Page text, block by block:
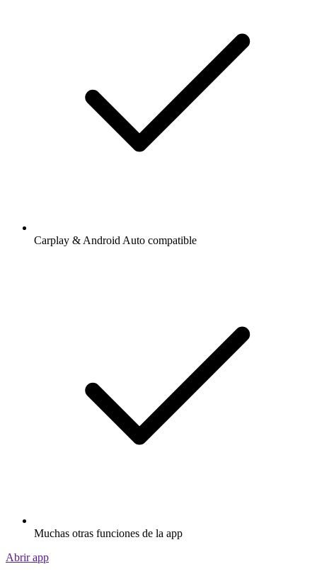
Carplay & Android Auto compatible
Muchas otras funciones de la app
Abrir app